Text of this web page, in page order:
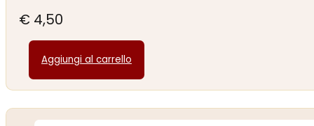
€ 4,50
Aggiungi al carrello